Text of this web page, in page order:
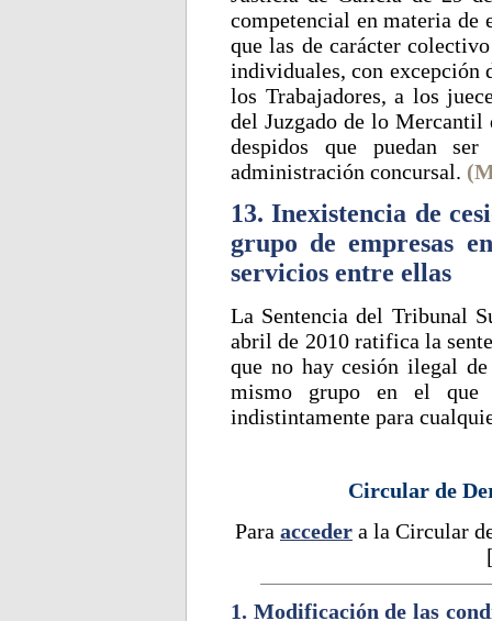
competencial en materia de
que las de carácter
individuales, con excepción
los Trabajadores, a los
del Juzgado de lo Mercantil
despidos que puedan
administración concursal.
13. Inexistencia de
grupo de empresas
servicios entre ellas
La Sentencia del Tribunal
abril de 2010 ratifica la
que no hay cesión ilegal
mismo grupo en el que
indistintamente para
Circular de
Para acceder a la Circular
1. Modificación de las